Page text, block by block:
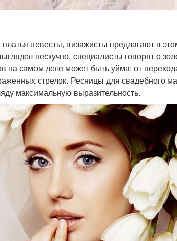
платья невесты, визажисты предлагают в
нескучно, специалисты говорят о
на самом деле может быть уйма: от
стрелок. Ресницы для свадебного
максимальную выразительность.